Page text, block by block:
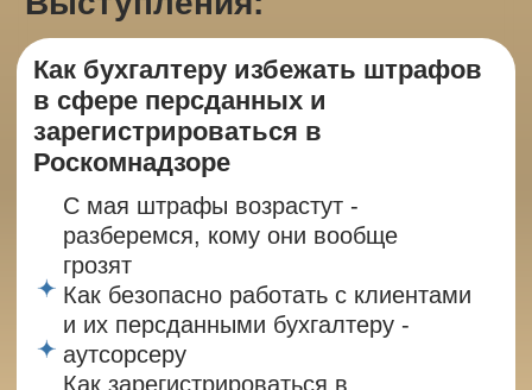
ЗАРЕГИСТРИРУЙТЕСЬ
И ПОЛУЧИТЕ
ПОДАРОК: